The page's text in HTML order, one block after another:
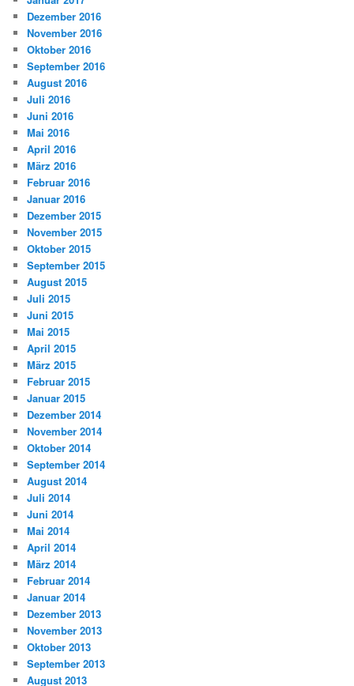
Dezember 2016
November 2016
Oktober 2016
September 2016
August 2016
Juli 2016
Juni 2016
Mai 2016
April 2016
März 2016
Februar 2016
Januar 2016
Dezember 2015
November 2015
Oktober 2015
September 2015
August 2015
Juli 2015
Juni 2015
Mai 2015
April 2015
März 2015
Februar 2015
Januar 2015
Dezember 2014
November 2014
Oktober 2014
September 2014
August 2014
Juli 2014
Juni 2014
Mai 2014
April 2014
März 2014
Februar 2014
Januar 2014
Dezember 2013
November 2013
Oktober 2013
September 2013
August 2013